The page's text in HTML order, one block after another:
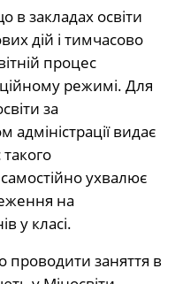
в закладах освіти
дій і тимчасово
процес
режимі. Для
за
видає
ухвалює
на
у класі.
проводити заняття в